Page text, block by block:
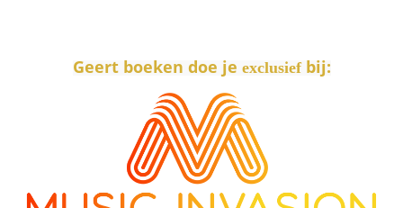
Geert boeken doe je exclusiefbij: